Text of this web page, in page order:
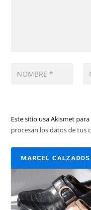
Este sitio usa Akismet
procesan los datos de tus
MARCEL CALZADOS